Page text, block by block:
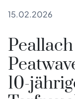
15.02.2026
10-